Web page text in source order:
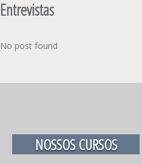
Entrevistas
No post found
NOSSOS CURSOS